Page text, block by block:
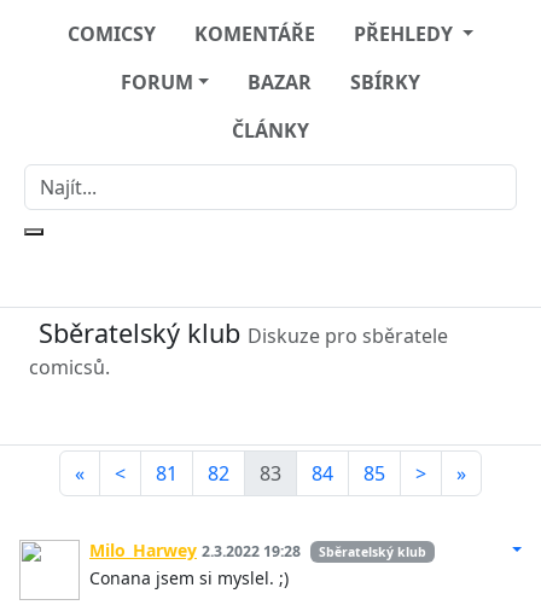
COMICSY KOMENTÁŘE
PŘEHLEDY
FORUM
BAZAR
SBÍRKY
ČLÁNKY
Sběratelský klub Diskuze pro sběratele
comicsů.
« < 81 82 83 84 85 > »
Milo_Harwey 2.3.2022 19:28 Sběratelský klub
Conana jsem si myslel. ;)